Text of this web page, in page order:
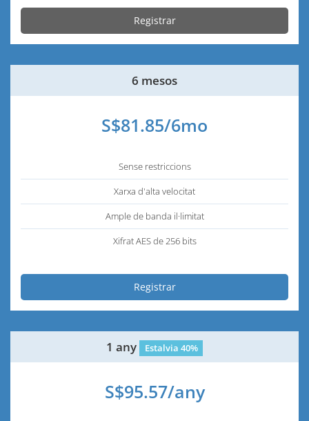
Registrar
6 mesos
S$81.85/6mo
Sense restriccions
Xarxa d'alta velocitat
Ample de banda il·limitat
Xifrat AES de 256 bits
Registrar
1 any Estalvia 40%
S$95.57/any